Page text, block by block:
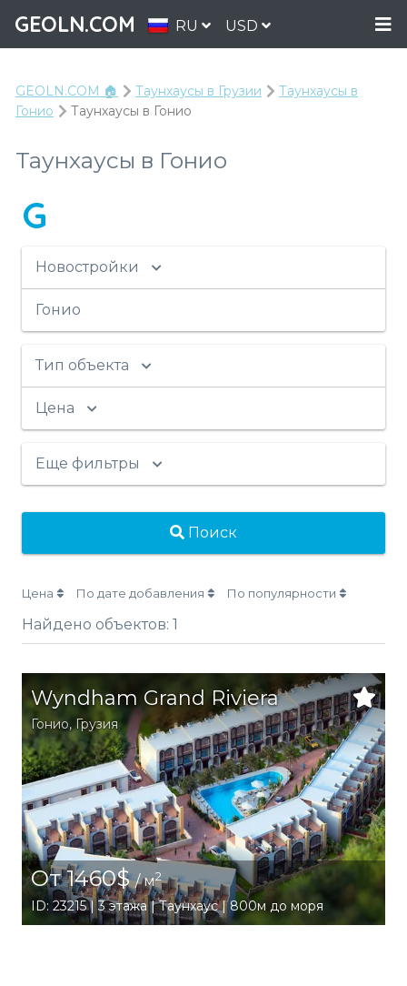
GEOLN.COM RU USD
GEOLN.COM 🏠 Таунхаусы в Грузии
Таунхаусы в
Гонио
Таунхаусы в Гонио
Таунхаусы в Гонио
G
Новостройки
Гонио
Тип объекта
Цена
Еще фильтры
Поиск
Цена По дате добавления По популярности
Найдено объектов: 1
Wyndham Grand Riviera
Гонио, Грузия
От 1460$/ м2
ID: 23215 | 3 этажа | Таунхаус | 800м до моря